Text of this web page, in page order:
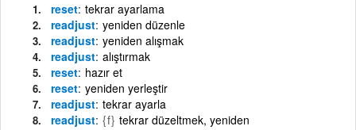
reset tekrar ayarlama
readjust yeniden düzenle
readjust yeniden alışmak
readjust alıştırmak
reset hazır et
reset yeniden yerleştir
readjust tekrar ayarla
readjust {f} tekrar düzeltmek, yeniden